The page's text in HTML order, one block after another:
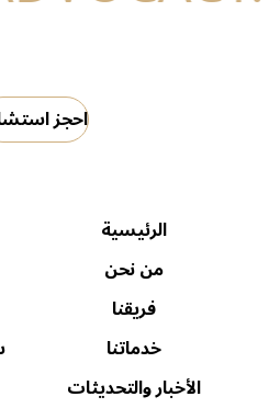
احجز
الرئيسية
من نحن
فريقنا
خدماتنا
الأخبار والتحديثات